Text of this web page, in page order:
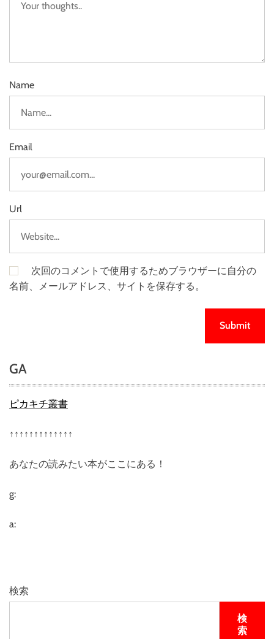
Name
Email
Url
次回のコメントで使用するためブラウザーに自分の
名前、メールアドレス、サイトを保存する。
GA
ピカキチ叢書
↑↑↑↑↑↑↑↑↑↑↑↑↑
あなたの読みたい本がここにある！
g:
a:
検索
検
索